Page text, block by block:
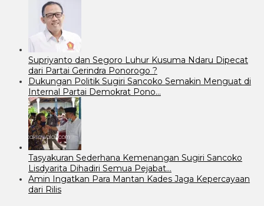
Supriyanto dan Segoro Luhur Kusuma Ndaru Dipecat
dari Partai Gerindra Ponorogo ?
Dukungan Politik Sugiri Sancoko Semakin Menguat di
Internal Partai Demokrat Pono…
Tasyakuran Sederhana Kemenangan Sugiri Sancoko
Lisdyarita Dihadiri Semua Pejabat…
Amin Ingatkan Para Mantan Kades Jaga Kepercayaan
dari Rilis